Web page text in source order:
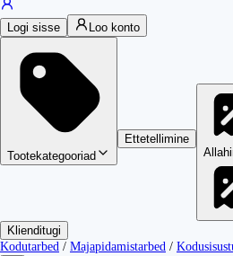
Logi sisse Loo konto
Tootekategooriad
Ettetellimine
Klienditugi
Kodutarbed / Majapidamistarbed /